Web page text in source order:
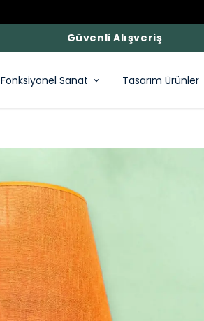
Güvenli Alışveriş
Fonksiyonel Sanat Tasarım Ürünler